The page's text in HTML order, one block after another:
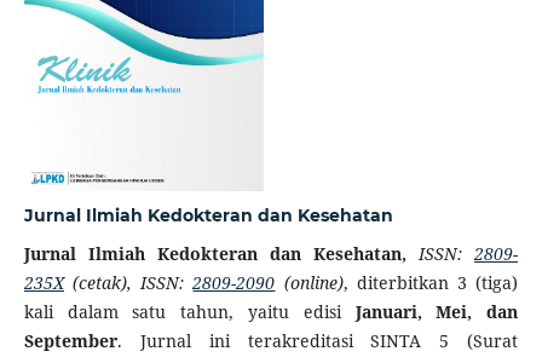
Jurnal Ilmiah Kedokteran dan Kesehatan
Jurnal Ilmiah Kedokteran dan Kesehatan, ISSN:2809-
235X(cetak), ISSN:2809-2090 (online), diterbitkan 3 (tiga)
kali dalam satu tahun, yaitu edisiJanuari, Mei, dan
September. Jurnal ini terakreditasi SINTA 5 (Surat